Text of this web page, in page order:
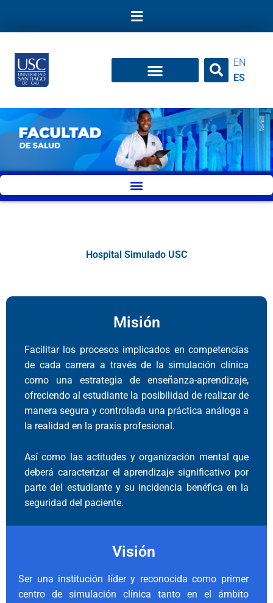
EN
ES
Hospital Simulado USC
Misión
Facilitar los procesos implicados en competencias
de cada carrera a través de la simulación clínica
como una estrategia de enseñanza-aprendizaje,
ofreciendo al estudiante la posibilidad de realizar de
manera segura y controlada una práctica análoga a
la realidad en la praxis profesional.
Así como las actitudes y organización mental que
deberá caracterizar el aprendizaje significativo por
parte del estudiante y su incidencia benéfica en la
seguridad del paciente.
Visión
Ser una institución líder y reconocida como primer
centro de simulación clínica tanto en el ámbito